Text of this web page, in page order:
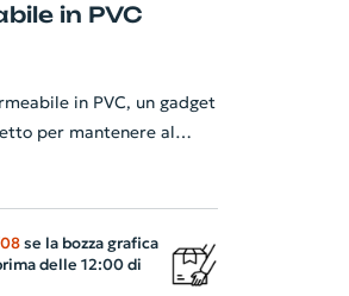
in PVC
in PVC, un gadget
per mantenere al
in plastica la rende
in una vasta
se la bozza grafica
delle 12:00 di